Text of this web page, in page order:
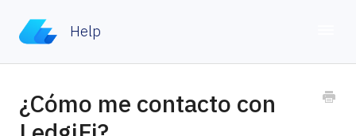
Help
¿Cómo me contacto con